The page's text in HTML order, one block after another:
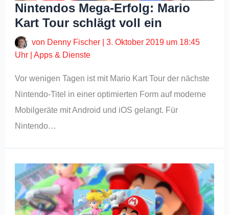
Nintendos Mega-Erfolg: Mario
Kart Tour schlägt voll ein
von Denny Fischer |3. Oktober 2019 um 18:45
Uhr |Apps & Dienste
Vor wenigen Tagen ist mit Mario Kart Tour der nächste
Nintendo-Titel in einer optimierten Form auf moderne
Mobilgeräte mit Android und iOS gelangt. Für
Nintendo…